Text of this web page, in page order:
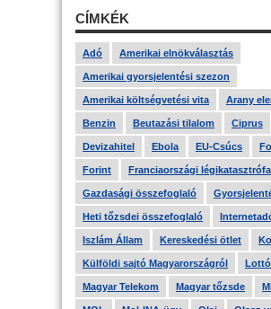
CÍMKÉK
Adó Amerikai elnökválasztás
Amerikai gyorsjelentési szezon
Amerikai költségvetési vita Arany
Benzin Beutazási tilalom Ciprus
Devizahitel Ebola EU-Csúcs
Forint Franciaországi légikatasztrófa
Gazdasági összefoglaló
Heti tőzsdei összefoglaló
Iszlám Állam Kereskedési ötlet
Külföldi sajtó Magyarországról Lottó
Magyar Telekom Magyar tőzsde